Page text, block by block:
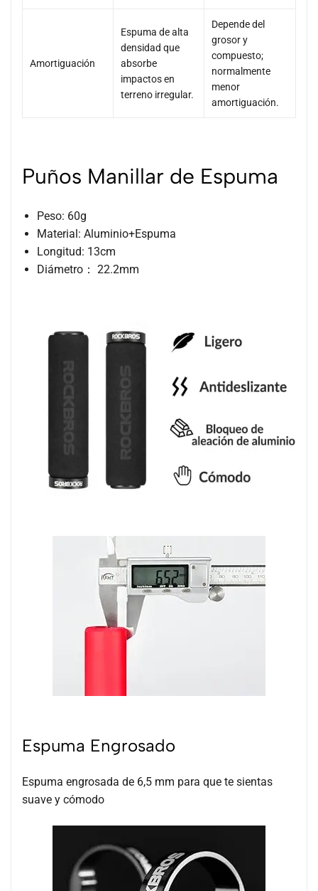
Amortiguación
Espuma de alta
densidad que
absorbe
impactos en
terreno irregular.
Depende del
grosor y
compuesto;
normalmente
menor
amortiguación.
Puños Manillar de Espuma
Peso: 60g
Material: Aluminio+Espuma
Longitud: 13cm
Diámetro： 22.2mm
Espuma Engrosado
Espuma engrosada de 6,5 mm para que te sientas
suave y cómodo